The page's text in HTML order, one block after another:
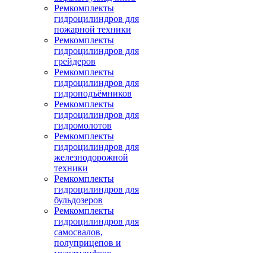
Ремкомплекты
гидроцилиндров для
пожарной техники
Ремкомплекты
гидроцилиндров для
грейдеров
Ремкомплекты
гидроцилиндров для
гидроподъёмников
Ремкомплекты
гидроцилиндров для
гидромолотов
Ремкомплекты
гидроцилиндров для
железнодорожной
техники
Ремкомплекты
гидроцилиндров для
бульдозеров
Ремкомплекты
гидроцилиндров для
самосвалов,
полуприцепов и